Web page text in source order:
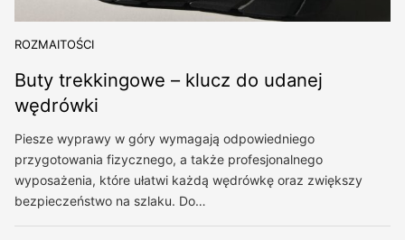
ROZMAITOŚCI
Buty trekkingowe – klucz do udanej
wędrówki
Piesze wyprawy w góry wymagają odpowiedniego
przygotowania fizycznego, a także profesjonalnego
wyposażenia, które ułatwi każdą wędrówkę oraz zwiększy
bezpieczeństwo na szlaku. Do…